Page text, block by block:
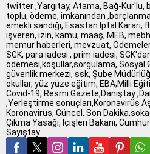
twitter ,Yargıtay, Atama, Bağ-Kur'lu,
toplu, ödeme, imkanından
emekli sandığı, Esastan İptal
işveren, izin, kamu, maaş, MEB,
memur haberleri, mevzuat,
SGK, para iadesi , prim iadesi,
ödemesi,koşullar,sorgulama, Sosyal
güvenlik merkezi, ssk, Şube
okullar, yüz yüze eğitim, EBA,Milli
Covid-19, Resmi Gazete,Danıştay
,Yerleştirme sonuçları,Koronavirüs
Koronavirüs, Güncel, Son
Çıkma Yasağı, İçişleri Bakanı,
Sayıştay